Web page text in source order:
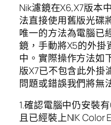
Nik濾鏡在X6,X7版本
法直接使用舊版光碟
唯一的方法為電腦已
鏡，手動將X5的外掛
中。實際操作方法如
版X7已不包含此外掛
問題或錯誤我們將無
1.確認電腦中仍安裝
且已經裝上NIK Color